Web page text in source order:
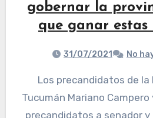
gobernar la
que ganar estas
31/07/2021 No
Los precandidatos de la lista Juntos por
Tucumán Mariano
precandidatos a senador